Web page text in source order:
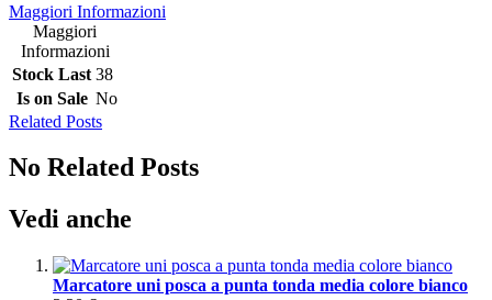
Maggiori Informazioni
Maggiori
Informazioni
Stock Last 38
Is on Sale No
Related Posts
No Related Posts
Vedi anche
Marcatore uni posca a punta tonda media colore bianco